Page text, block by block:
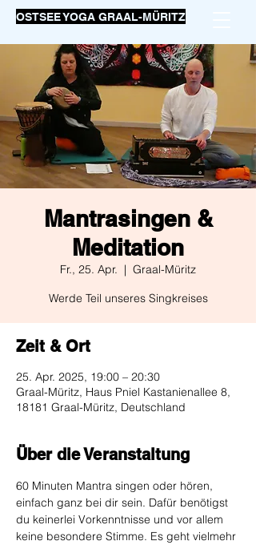
OSTSEE YOGA GRAAL-MÜRITZ
Mantrasingen &
Meditation
Fr., 25. Apr.
  |
Graal-Müritz
Werde Teil unseres Singkreises
Zeit & Ort
25. Apr. 2025, 19:00 – 20:30
Graal-Müritz, Haus Pniel Kastanienallee 8,
18181 Graal-Müritz, Deutschland
Über die Veranstaltung
60 Minuten Mantra singen oder hören,
einfach ganz bei dir sein. Dafür benötigst
du keinerlei Vorkenntnisse und vor allem
keine besondere Stimme. Es geht vielmehr